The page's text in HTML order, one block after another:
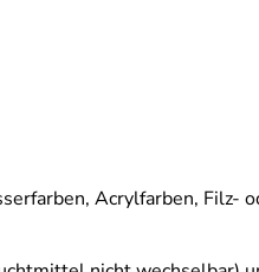
Acrylfarben, Filz-